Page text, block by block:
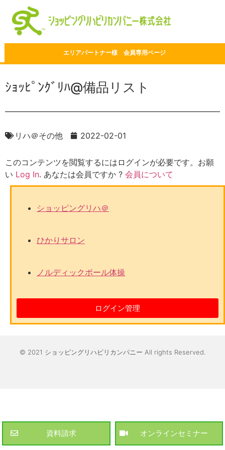
エリアパートナー様 会員専用ページ
ｼｮｯﾋﾟﾝｸﾞﾘﾊ@備品リスト
リハ＠その他 2022-02-01
このコンテンツを閲覧するにはログインが必要です。お願
い Log In. あなたは会員ですか ? 会員について
ショッピングリハ＠
ひかりサロン
ノルディックポール体操
ログイン管理
© 2021 ショッピングリハビリカンパニー All rights Reserved.
資料請求 オンラインセミナー